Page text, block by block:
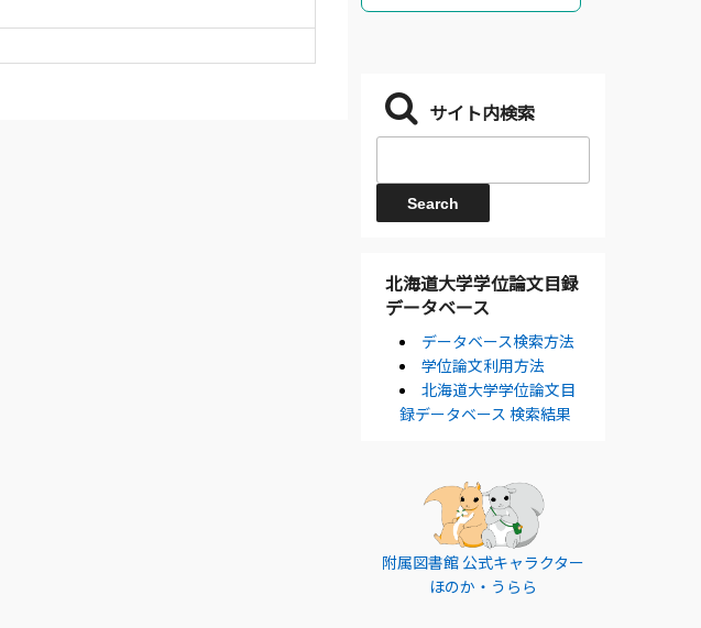
サイト内検索
北海道大学学位論文目録
データベース
データベース検索方法
学位論文利用方法
北海道大学学位論文目
録データベース 検索結果
附属図書館 公式キャラクター
ほのか・うらら